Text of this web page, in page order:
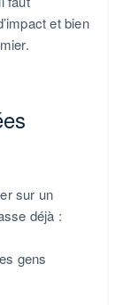
et bien
sur un
déjà :
gens